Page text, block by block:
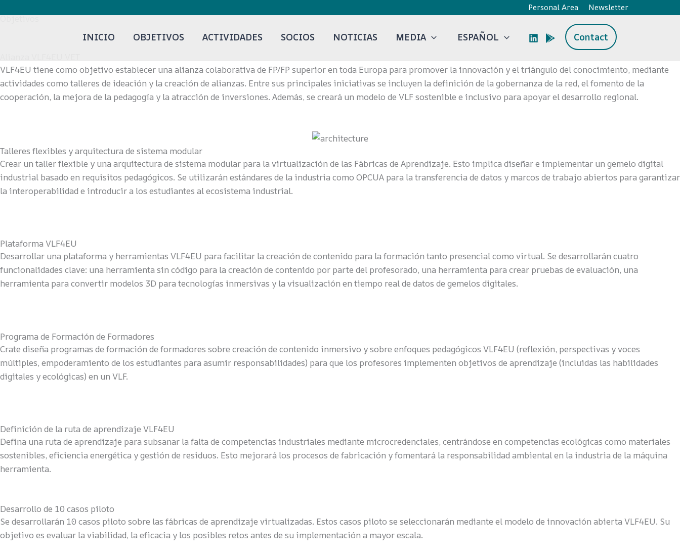
Personal Area Newsletter
INICIO OBJETIVOS ACTIVIDADES SOCIOS NOTICIAS MEDIA ESPAÑOL Contact
Objetivos
VLF4EU tiene como objetivo establecer una alianza colaborativa de FP/FP superior en toda Europa para promover la innovación y el triángulo del conocimiento, mediante
actividades como talleres de ideación y la creación de alianzas. Entre sus principales iniciativas se incluyen la definición de la gobernanza de la red, el fomento de la
cooperación, la mejora de la pedagogía y la atracción de inversiones. Además, se creará un modelo de VLF sostenible e inclusivo para apoyar el desarrollo regional.
Talleres flexibles y arquitectura de sistema modular
Crear un taller flexible y una arquitectura de sistema modular para la virtualización de las Fábricas de Aprendizaje. Esto implica diseñar e implementar un gemelo digital
industrial basado en requisitos pedagógicos. Se utilizarán estándares de la industria como OPCUA para la transferencia de datos y marcos de trabajo abiertos para garantizar
la interoperabilidad e introducir a los estudiantes al ecosistema industrial.
Plataforma VLF4EU
Desarrollar una plataforma y herramientas VLF4EU para facilitar la creación de contenido para la formación tanto presencial como virtual. Se desarrollarán cuatro
funcionalidades clave: una herramienta sin código para la creación de contenido por parte del profesorado, una herramienta para crear pruebas de evaluación, una
herramienta para convertir modelos 3D para tecnologías inmersivas y la visualización en tiempo real de datos de gemelos digitales.
Programa de Formación de Formadores
Crate diseña programas de formación de formadores sobre creación de contenido inmersivo y sobre enfoques pedagógicos VLF4EU (reflexión, perspectivas y voces
múltiples, empoderamiento de los estudiantes para asumir responsabilidades) para que los profesores implementen objetivos de aprendizaje (incluidas las habilidades
digitales y ecológicas) en un VLF.
Definición de la ruta de aprendizaje VLF4EU
Defina una ruta de aprendizaje para subsanar la falta de competencias industriales mediante microcredenciales, centrándose en competencias ecológicas como materiales
sostenibles, eficiencia energética y gestión de residuos. Esto mejorará los procesos de fabricación y fomentará la responsabilidad ambiental en la industria de la máquina
herramienta.
Desarrollo de 10 casos piloto
Se desarrollarán 10 casos piloto sobre las fábricas de aprendizaje virtualizadas. Estos casos piloto se seleccionarán mediante el modelo de innovación abierta VLF4EU. Su
objetivo es evaluar la viabilidad, la eficacia y los posibles retos antes de su implementación a mayor escala.